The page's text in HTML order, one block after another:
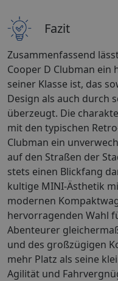
Fazit
Zusammenfassend
Cooper D Clubman ein
seiner Klasse ist, das
Design als auch durch
überzeugt. Die
mit den typischen
Clubman ein
auf den Straßen der
stets einen Blickfang
kultige MINI-Ästhetik
modernen
hervorragenden Wahl
Abenteurer
und des großzügigen
mehr Platz als seine
Agilität und